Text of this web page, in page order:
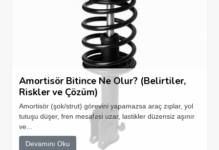
Amortisör Bitince Ne Olur? (Belirtiler,
Riskler ve Çözüm)
Amortisör (şok/strut) görevini yapamazsa araç zıplar, yol
tutuşu düşer, fren mesafesi uzar, lastikler düzensiz aşınır
ve...
Devamını Oku